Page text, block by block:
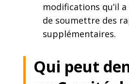
modifications qu’il
de soumettre des
supplémentaires.
Qui peut